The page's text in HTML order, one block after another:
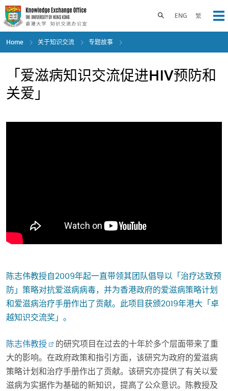
Skip
to
main
content
ENG 繁
Toggle search panel
Home 关于知识交流 专题故事
「爱滋病知识交流促进HIV预防和
关爱」
陈志伟教授自2009年起一直带领其团队倡导以「治疗达致预
防」策略对抗爱滋病病毒，并为香港政府的爱滋病策略计划
和爱滋病治疗手册作出了贡献。此项目获颁2019年港大「卓
越知识交流奖」。
陈志伟教授
的研究项目在过去的十年於多个层面带来了重
大的影响。在政府政策和指引方面，该研究为政府的爱滋病
策略计划和治疗手册作出了贡献。该研究亦提供了有关以爱
滋病为实据作为基础的新知识，提高了公众意识。陈教授及